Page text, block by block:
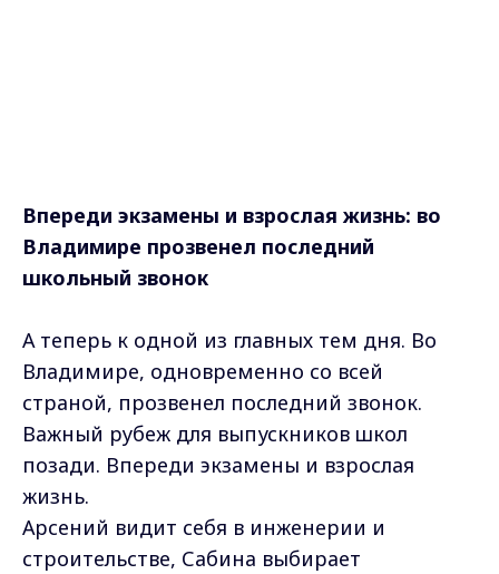
Впереди экзамены и взрослая жизнь: во
Владимире прозвенел последний
школьный звонок
А теперь к одной из главных тем дня. Во
Владимире, одновременно со всей
страной, прозвенел последний звонок.
Важный рубеж для выпускников школ
позади. Впереди экзамены и взрослая
жизнь.
Арсений видит себя в инженерии и
строительстве, Сабина выбирает